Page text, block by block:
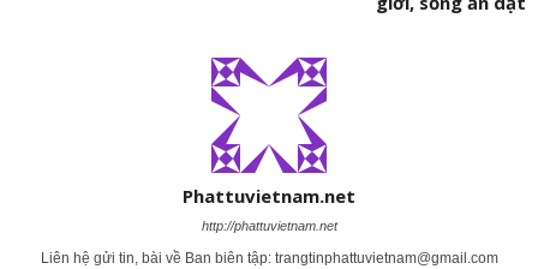
Phattuvietnam.net
http://phattuvietnam.net
Liên hệ gửi tin, bài về Ban biên tập: trangtinphattuvietnam@gmail.com